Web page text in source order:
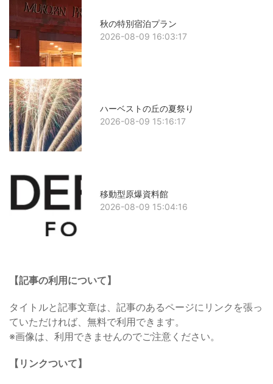
秋の特別宿泊プラン
2026-08-09 16:03:17
ハーベストの丘の夏祭り
2026-08-09 15:16:17
移動型原爆資料館
2026-08-09 15:04:16
【記事の利用について】
タイトルと記事文章は、記事のあるページにリンクを張っ
ていただければ、無料で利用できます。
※画像は、利用できませんのでご注意ください。
【リンクついて】